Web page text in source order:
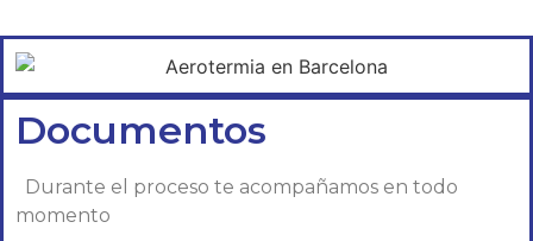
Documentos
Durante el proceso te acompañamos en todo
momento